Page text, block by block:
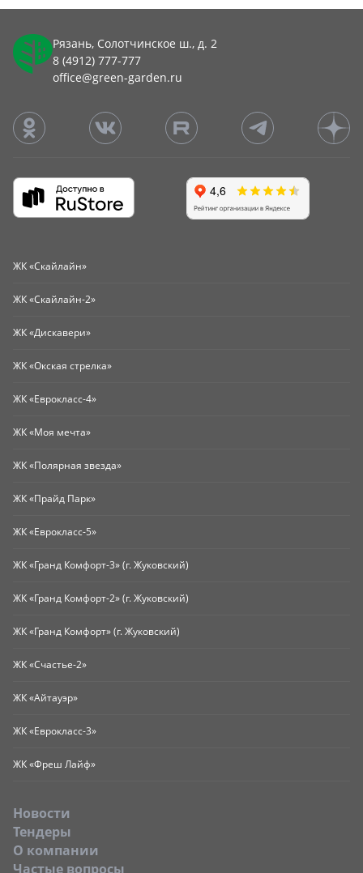
Рязань, Солотчинское ш., д. 2
8 (4912) 777-777
office@green-garden.ru
ЖК «Скайлайн»
ЖК «Скайлайн-2»
ЖК «Дискавери»
ЖК «Окская стрелка»
ЖК «Еврокласс-4»
ЖК «Моя мечта»
ЖК «Полярная звезда»
ЖК «Прайд Парк»
ЖК «Еврокласс-5»
ЖК «Гранд Комфорт-3» (г. Жуковский)
ЖК «Гранд Комфорт-2» (г. Жуковский)
ЖК «Гранд Комфорт» (г. Жуковский)
ЖК «Счастье-2»
ЖК «Айтауэр»
ЖК «Еврокласс-3»
ЖК «Фреш Лайф»
Новости
Тендеры
O компании
Частые вопросы